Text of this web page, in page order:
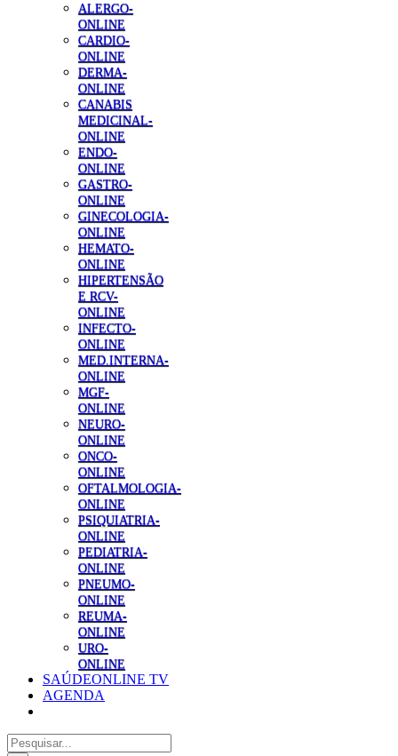
ALERGO-
ONLINE
CARDIO-
ONLINE
DERMA-
ONLINE
CANABIS
MEDICINAL-
ONLINE
ENDO-
ONLINE
GASTRO-
ONLINE
GINECOLOGIA-
ONLINE
HEMATO-
ONLINE
HIPERTENSÃO
E RCV-
ONLINE
INFECTO-
ONLINE
MED.INTERNA-
ONLINE
MGF-
ONLINE
NEURO-
ONLINE
ONCO-
ONLINE
OFTALMOLOGIA-
ONLINE
PSIQUIATRIA-
ONLINE
PEDIATRIA-
ONLINE
PNEUMO-
ONLINE
REUMA-
ONLINE
URO-
ONLINE
SAÚDEONLINE TV
AGENDA
Pesquisar